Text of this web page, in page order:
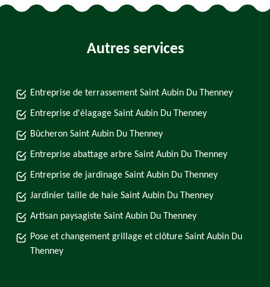
Autres services
Entreprise de terrassement Saint Aubin Du Thenney
Entreprise d'élagage Saint Aubin Du Thenney
Bûcheron Saint Aubin Du Thenney
Entreprise abattage arbre Saint Aubin Du Thenney
Entreprise de jardinage Saint Aubin Du Thenney
Jardinier taille de haie Saint Aubin Du Thenney
Artisan paysagiste Saint Aubin Du Thenney
Pose et changement grillage et clôture Saint Aubin Du
Thenney